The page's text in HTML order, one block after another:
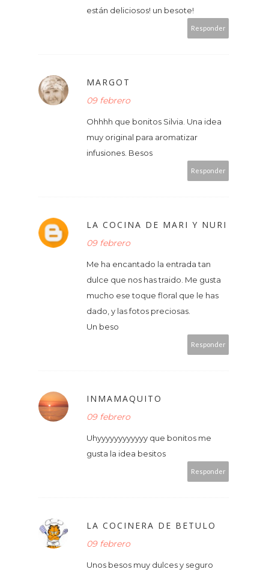
están deliciosos! un besote!
Responder
MARGOT
09 febrero
Ohhhh que bonitos Silvia. Una idea
muy original para aromatizar
infusiones. Besos
Responder
LA COCINA DE MARI Y NURI
09 febrero
Me ha encantado la entrada tan
dulce que nos has traido. Me gusta
mucho ese toque floral que le has
dado, y las fotos preciosas.
Un beso
Responder
INMAMAQUITO
09 febrero
Uhyyyyyyyyyyyy que bonitos me
gusta la idea besitos
Responder
LA COCINERA DE BETULO
09 febrero
Unos besos muy dulces y seguro